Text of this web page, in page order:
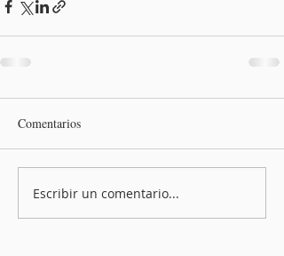
Comentarios
Escribir un comentario...